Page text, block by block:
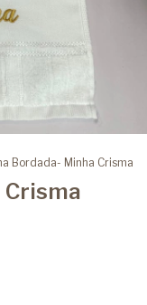
Bordada- Minha Crisma
Crisma